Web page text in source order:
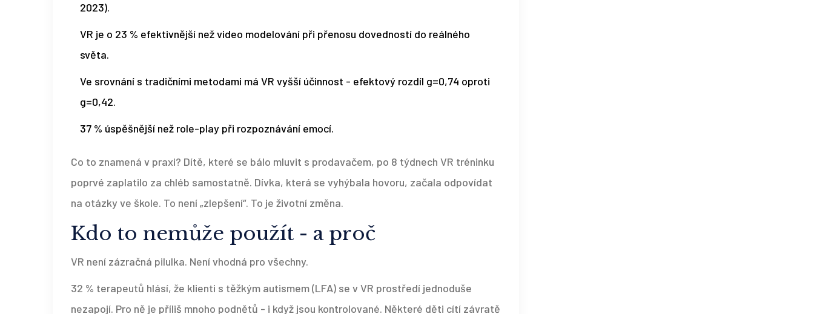
2023).
VR je o 23 % efektivnější než video modelování při přenosu dovedností do reálného
světa.
Ve srovnání s tradičními metodami má VR vyšší účinnost - efektový rozdíl g=0,74 oproti
g=0,42.
37 % úspěšnější než role-play při rozpoznávání emocí.
Co to znamená v praxi? Dítě, které se bálo mluvit s prodavačem, po 8 týdnech VR tréninku
poprvé zaplatilo za chléb samostatně. Dívka, která se vyhýbala hovoru, začala odpovídat
na otázky ve škole. To není „zlepšení“. To je životní změna.
Kdo to nemůže použít - a proč
VR není zázračná pilulka. Není vhodná pro všechny.
32 % terapeutů hlásí, že klienti s těžkým autismem (LFA) se v VR prostředí jednoduše
nezapojí. Pro ně je příliš mnoho podnětů - i když jsou kontrolované. Některé děti cítí závratě